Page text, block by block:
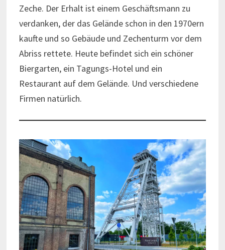
Zeche. Der Erhalt ist einem Geschäftsmann zu
verdanken, der das Gelände schon in den 1970ern
kaufte und so Gebäude und Zechenturm vor dem
Abriss rettete. Heute befindet sich ein schöner
Biergarten, ein Tagungs-Hotel und ein
Restaurant auf dem Gelände. Und verschiedene
Firmen natürlich.